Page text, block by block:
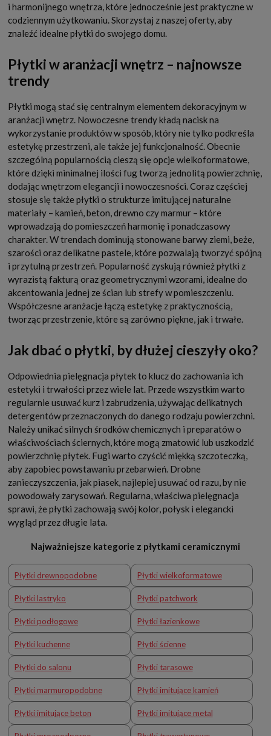
i harmonijnego wnętrza, które jednocześnie jest praktyczne w
codziennym użytkowaniu. Skorzystaj z naszej oferty, aby
znaleźć idealne płytki do swojego domu.
Płytki w aranżacji wnętrz – najnowsze
trendy
Płytki mogą stać się centralnym elementem dekoracyjnym w
aranżacji wnętrz. Nowoczesne trendy kładą nacisk na
wykorzystanie produktów w sposób, który nie tylko podkreśla
estetykę przestrzeni, ale także jej funkcjonalność. Obecnie
szczególną popularnością cieszą się opcje wielkoformatowe,
które dzięki minimalnej ilości fug tworzą jednolitą powierzchnię,
dodając wnętrzom elegancji i nowoczesności. Coraz częściej
stosuje się także płytki o strukturze imitującej naturalne
materiały – kamień, beton, drewno czy marmur – które
wprowadzają do pomieszczeń harmonię i ponadczasowy
charakter. W trendach dominują stonowane barwy ziemi, beże,
szarości oraz delikatne pastele, które pozwalają tworzyć spójną
i przytulną przestrzeń. Popularność zyskują również płytki z
wyrazistą fakturą oraz geometrycznymi wzorami, idealne do
akcentowania jednej ze ścian lub strefy w pomieszczeniu.
Współczesne aranżacje łączą estetykę z praktycznością,
tworząc przestrzenie, które są zarówno piękne, jak i trwałe.
Jak dbać o płytki, by dłużej cieszyły oko?
Odpowiednia pielęgnacja płytek to klucz do zachowania ich
estetyki i trwałości przez wiele lat. Przede wszystkim warto
regularnie usuwać kurz i zabrudzenia, używając delikatnych
detergentów przeznaczonych do danego rodzaju powierzchni.
Należy unikać silnych środków chemicznych i preparatów o
właściwościach ściernych, które mogą zmatowić lub uszkodzić
powierzchnię płytek. Fugi warto czyścić miękką szczoteczką,
aby zapobiec powstawaniu przebarwień. Drobne
zanieczyszczenia, jak piasek, najlepiej usuwać od razu, by nie
powodowały zarysowań. Regularna, właściwa pielęgnacja
sprawi, że płytki zachowają swój kolor, połysk i elegancki
wygląd przez długie lata.
Najważniejsze kategorie z płytkami ceramicznymi
Płytki drewnopodobne Płytki wielkoformatowe
Płytki lastryko Płytki patchwork
Płytki podłogowe Płytki łazienkowe
Płytki kuchenne Płytki ścienne
Płytki do salonu Płytki tarasowe
Płytki marmuropodobne Płytki imitujące kamień
Płytki imitujące beton Płytki imitujące metal